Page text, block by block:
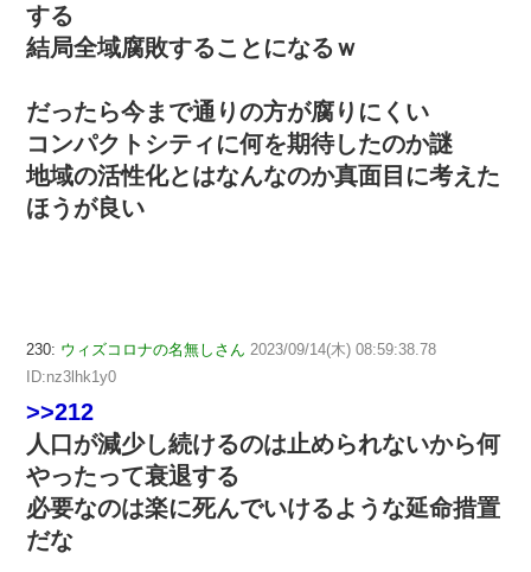
する
結局全域腐敗することになるｗ
だったら今まで通りの方が腐りにくい
コンパクトシティに何を期待したのか謎
地域の活性化とはなんなのか真面目に考えた
ほうが良い
230: ウィズコロナの名無しさん 2023/09/14(木) 08:59:38.78
ID:nz3lhk1y0
>>212
人口が減少し続けるのは止められないから何
やったって衰退する
必要なのは楽に死んでいけるような延命措置
だな